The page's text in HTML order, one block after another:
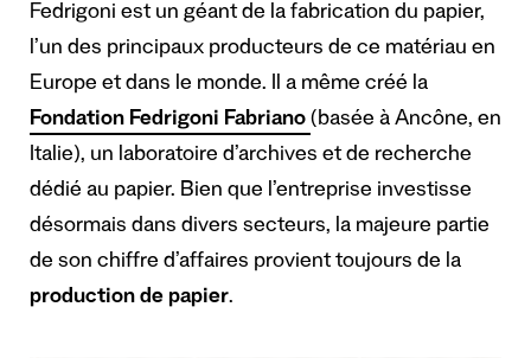
Fedrigoni est un géant de la fabrication du papier,
l’un des principaux producteurs de ce matériau en
Europe et dans le monde. Il a même créé la
Fondation Fedrigoni Fabriano (basée à Ancône, en
Italie), un laboratoire d’archives et de recherche
dédié au papier. Bien que l’entreprise investisse
désormais dans divers secteurs, la majeure partie
de son chiffre d’affaires provient toujours de la
production de papier.